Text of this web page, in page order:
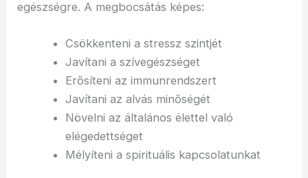
egészségre. A megbocsátás képes:
Csökkenteni a stressz szintjét
Javítani a szívegészséget
Erősíteni az immunrendszert
Javítani az alvás minőségét
Növelni az általános élettel való
elégedettséget
Mélyíteni a spirituális kapcsolatunkat